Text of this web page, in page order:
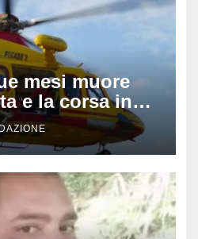
mesi muore
e la corsa in
a Vasto,
a Pescara